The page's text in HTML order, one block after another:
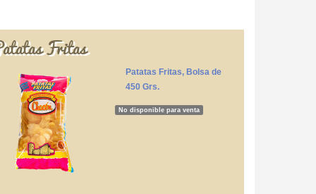
Fritas
Patatas Fritas, Bolsa de
450 Grs.
No disponible para venta